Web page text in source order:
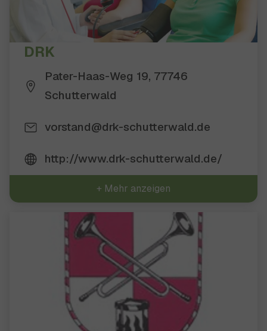
DRK
Pater-Haas-Weg 19, 77746
Schutterwald
vorstand@drk-schutterwald.de
http://www.drk-schutterwald.de/
+ Mehr anzeigen